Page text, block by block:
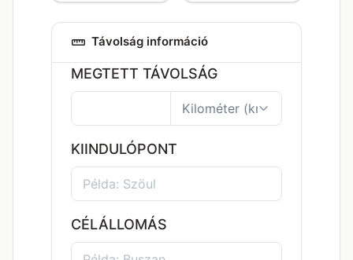
Távolság információ
MEGTETT TÁVOLSÁG
KIINDULÓPONT
CÉLÁLLOMÁS